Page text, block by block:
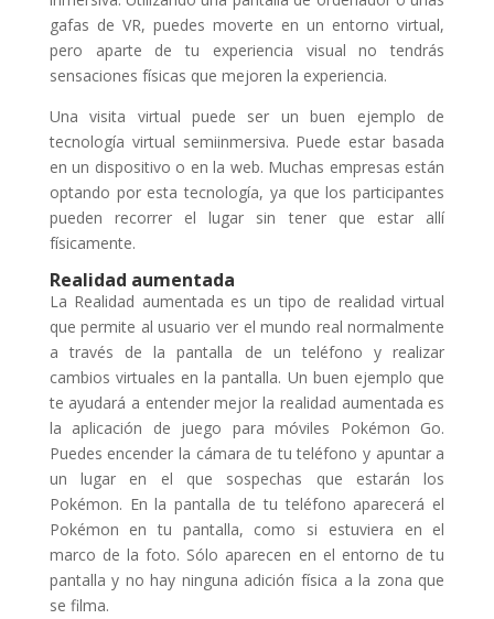
gafas de VR, puedes moverte en un entorno virtual,
pero aparte de tu experiencia visual no tendrás
sensaciones físicas que mejoren la experiencia.
Una visita virtual puede ser un buen ejemplo de
tecnología virtual semiinmersiva. Puede estar basada
en un dispositivo o en la web. Muchas empresas están
optando por esta tecnología, ya que los participantes
pueden recorrer el lugar sin tener que estar allí
físicamente.
Realidad aumentada
La Realidad aumentada es un tipo de realidad virtual
que permite al usuario ver el mundo real normalmente
a través de la pantalla de un teléfono y realizar
cambios virtuales en la pantalla. Un buen ejemplo que
te ayudará a entender mejor la realidad aumentada es
la aplicación de juego para móviles Pokémon Go.
Puedes encender la cámara de tu teléfono y apuntar a
un lugar en el que sospechas que estarán los
Pokémon. En la pantalla de tu teléfono aparecerá el
Pokémon en tu pantalla, como si estuviera en el
marco de la foto. Sólo aparecen en el entorno de tu
pantalla y no hay ninguna adición física a la zona que
se filma.